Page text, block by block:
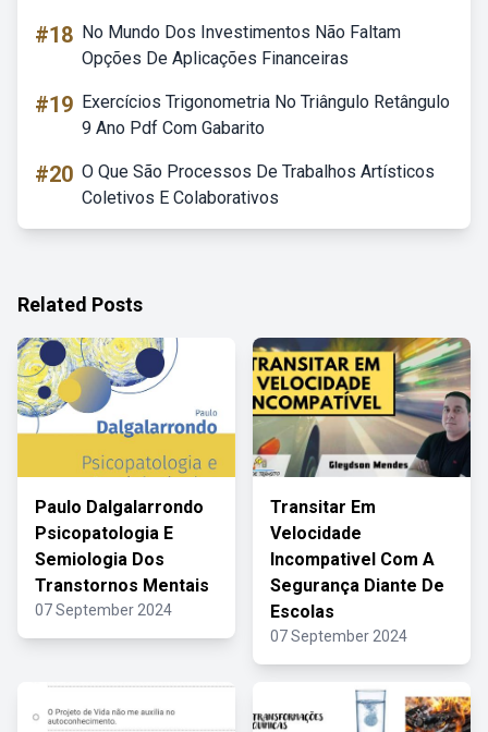
#18 No Mundo Dos Investimentos Não Faltam
Opções De Aplicações Financeiras
#19 Exercícios Trigonometria No Triângulo Retângulo
9 Ano Pdf Com Gabarito
#20 O Que São Processos De Trabalhos Artísticos
Coletivos E Colaborativos
Related Posts
Paulo Dalgalarrondo
Psicopatologia E
Semiologia Dos
Transtornos Mentais
07 September 2024
Transitar Em
Velocidade
Incompativel Com A
Segurança Diante De
Escolas
07 September 2024